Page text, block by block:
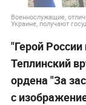
Военнослужащие,
Украине, получают
"Герой
Теплинский
ордена "За
с